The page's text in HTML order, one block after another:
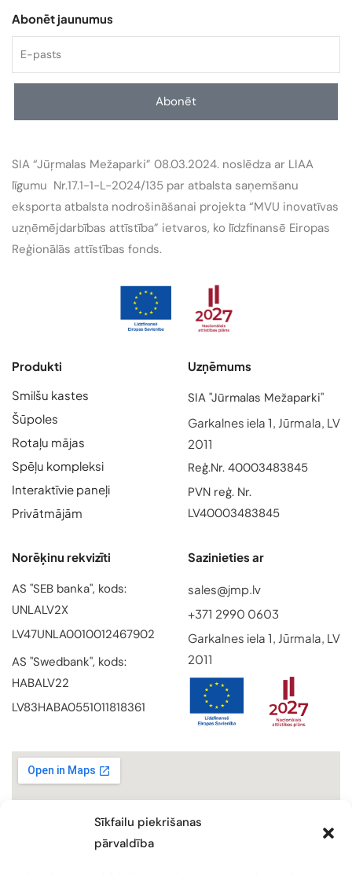
Sīkfailu piekrišanas
pārvaldība
Abonēt jaunumus
Abonēt
SIA “Jūŗmalas Mežaparki” 08.03.2024. noslēdza ar LIAA
līgumu Nr.17.1-1-L-2024/135 par atbalsta saņemšanu
eksporta atbalsta nodrošināšanai projekta “MVU inovatīvas
uzņēmējdarbības attīstība” ietvaros, ko līdzfinansē Eiropas
Reģionālās attīstības fonds.
Produkti
Smilšu kastes
Šūpoles
Rotaļu mājas
Spēļu kompleksi
Interaktīvie paneļi
Privātmājām
Uzņēmums
SIA "Jūrmalas Mežaparki"
Garkalnes iela 1, Jūrmala, LV
2011
Reģ.Nr. 40003483845
PVN reģ. Nr.
LV40003483845
Norēķinu rekvizīti
AS "SEB banka", kods:
UNLALV2X
LV47UNLA0010012467902
AS "Swedbank", kods:
HABALV22
LV83HABA0551011818361
Sazinieties ar
sales@jmp.lv
+371 2990 0603
Garkalnes iela 1, Jūrmala, LV
2011